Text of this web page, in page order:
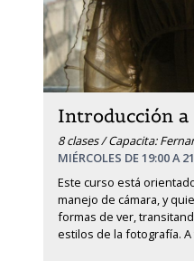
Introducción
8 clases / Capacita:
MIÉRCOLES DE 19:00 A
Este curso está
manejo de cámara, y
formas de ver,
estilos de la fotografía.